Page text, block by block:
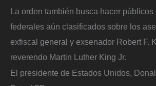
La orden también busca hacer
federales aún clasificados sobre los
exfiscal general y exsenador Robert F.
reverendo Martin Luther King Jr.
El presidente de Estados Unidos,